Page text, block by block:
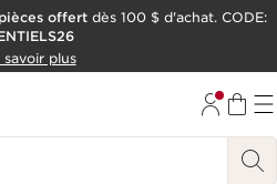
offertdès 100 $ d'achat. CODE:
savoir plus